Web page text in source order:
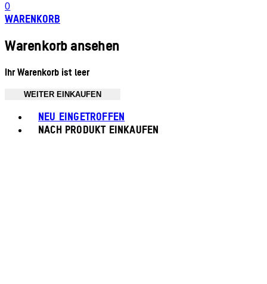
0
WARENKORB
Warenkorb ansehen
Ihr Warenkorb ist leer
WEITER EINKAUFEN
NEU EINGETROFFEN
NACH PRODUKT EINKAUFEN